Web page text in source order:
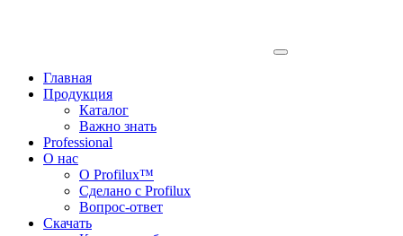
Главная
Продукция
Каталог
Важно знать
Professional
О нас
О Profilux™
Сделано с Profilux
Вопрос-ответ
Скачать